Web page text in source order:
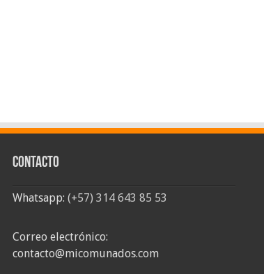
Contacto
Whatsapp: (+57) 314 643 85 53
Correo electrónico:
contacto@micomunados.com